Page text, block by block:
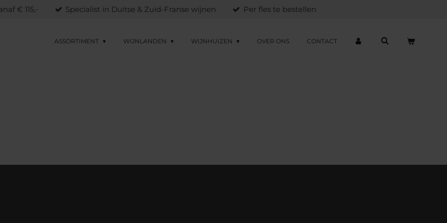
€ 115,- Specialist in Duitse & Zuid-Franse wijnen Per fles te bestellen
ASSORTIMENT WIJNLANDEN WIJNHUIZEN OVER ONS CONTACT